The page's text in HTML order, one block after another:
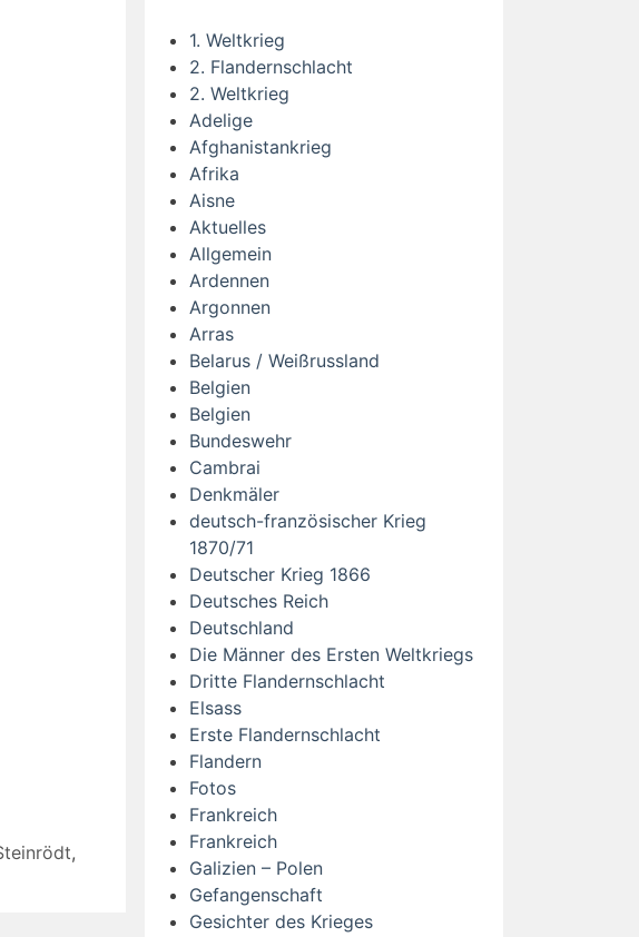
,
1. Weltkrieg
2. Flandernschlacht
2. Weltkrieg
Adelige
Afghanistankrieg
Afrika
Aisne
Aktuelles
Allgemein
Ardennen
Argonnen
Arras
Belarus / Weißrussland
Belgien
Belgien
Bundeswehr
Cambrai
Denkmäler
deutsch-französischer Krieg
1870/71
Deutscher Krieg 1866
Deutsches Reich
Deutschland
Die Männer des Ersten Weltkriegs
Dritte Flandernschlacht
Elsass
Erste Flandernschlacht
Flandern
Fotos
Frankreich
Frankreich
Galizien – Polen
Gefangenschaft
Gesichter des Krieges